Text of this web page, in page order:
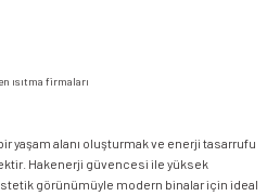
yaşam alanı oluşturmak ve enerji tasarrufu
Hakenerji güvencesi ile yüksek
görünümüyle modern binalar için ideal